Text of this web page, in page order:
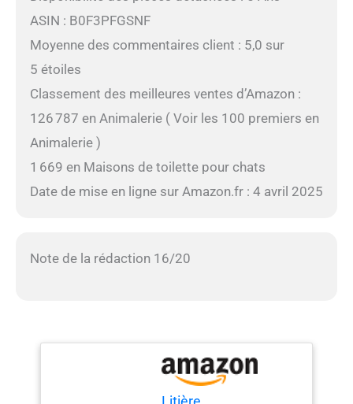
ASIN : B0F3PFGSNF
Moyenne des commentaires client : 5,0 sur
5 étoiles
Classement des meilleures ventes d’Amazon :
126 787 en Animalerie ( Voir les 100 premiers en
Animalerie )
1 669 en Maisons de toilette pour chats
Date de mise en ligne sur Amazon.fr : 4 avril 2025
Note de la rédaction 16/20